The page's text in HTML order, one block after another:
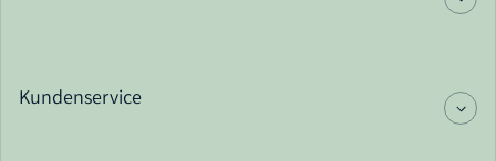
Kundenservice